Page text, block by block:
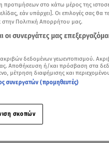
Δείτε περισσότερα άρθρα
Add
σε Αθήνα, Ιωάννινα και
συμμετείχαν στα
πώς έδρασαν οι
προτιμήσεων στο κάτω μέρος της
εάν υπάρχει]. Οι επιλογές σας θα
στην Πολιτική Απορρήτου μας.
οι συνεργάτες μας
δεδομένων γεωεντοπισμού.
Αποθήκευση ή/και πρόσβαση στα
μέτρηση διαφήμισης και
συνεργατών (προμηθευτές)
σκοπών